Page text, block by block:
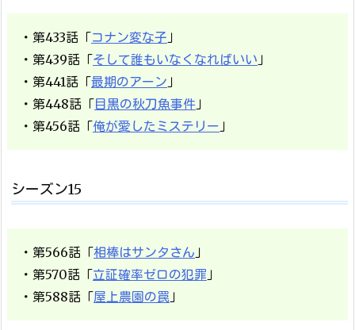
・第433話「コナン変な子」
・第439話「そして誰もいなくなればいい」
・第441話「最期のアーン」
・第448話「目黒の秋刀魚事件」
・第456話「俺が愛したミステリー」
シーズン15
・第566話「相棒はサンタさん」
・第570話「立証確率ゼロの犯罪」
・第588話「屋上農園の罠」